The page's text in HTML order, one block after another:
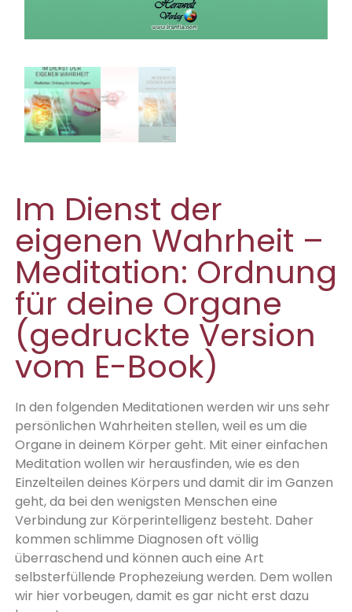
Im Dienst der
eigenen Wahrheit –
Meditation: Ordnung
für deine Organe
(gedruckte Version
vom E-Book)
In den folgenden Meditationen werden wir uns sehr
persönlichen Wahr­heiten stellen, weil es um die
Organe in deinem Körper geht. Mit einer einfachen
Meditation wollen wir herausfinden, wie es den
Einzelteilen deines Körpers und damit dir im Ganzen
geht, da bei den wenigsten Menschen eine
Verbindung zur Körperintelligenz besteht. Daher
kommen schlimme Diagnosen oft völlig
überraschend und kön­nen auch eine Art
selbsterfüllende Prophezeiung werden. Dem wollen
wir hier vorbeugen, damit es gar nicht erst dazu